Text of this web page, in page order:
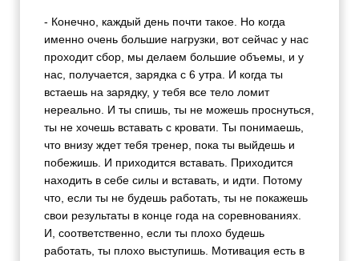
- Конечно, каждый день почти такое. Но когда
именно очень большие нагрузки, вот сейчас у нас
проходит сбор, мы делаем большие объемы, и у
нас, получается, зарядка с 6 утра. И когда ты
встаешь на зарядку, у тебя все тело ломит
нереально. И ты спишь, ты не можешь проснуться,
ты не хочешь вставать с кровати. Ты понимаешь,
что внизу ждет тебя тренер, пока ты выйдешь и
побежишь. И приходится вставать. Приходится
находить в себе силы и вставать, и идти. Потому
что, если ты не будешь работать, ты не покажешь
свои результаты в конце года на соревнованиях.
И, соответственно, если ты плохо будешь
работать, ты плохо выступишь. Мотивация есть в